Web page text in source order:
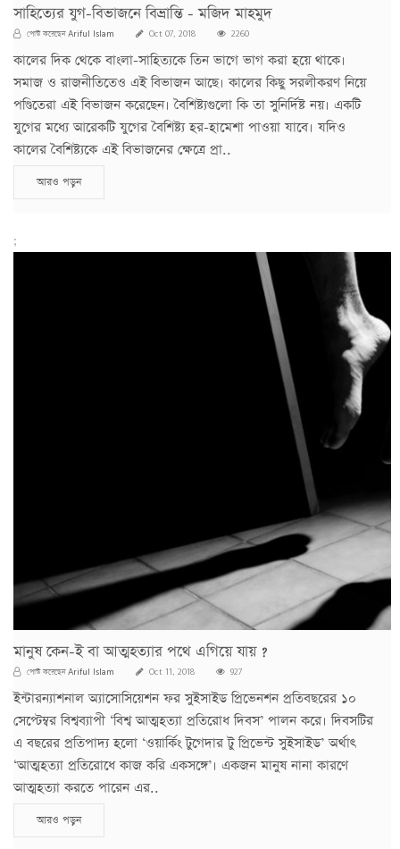
সাহিত্যের যুগ-বিভাজনে বিভ্রান্তি - মজিদ মাহমুদ
পোস্ট করেছেনAriful Islam Oct 07, 2018 2260
কালের দিক থেকে বাংলা-সাহিত্যকে তিন ভাগে ভাগ করা হয়ে থাকে।
সমাজ ও রাজনীতিতেও এই বিভাজন আছে। কালের কিছু সরলীকরণ নিয়ে
পণ্ডিতেরা এই বিভাজন করেছেন। বৈশিষ্ট্যগুলো কি তা সুনির্দিষ্ট নয়। একটি
যুগের মধ্যে আরেকটি যুগের বৈশিষ্ট্য হর-হামেশা পাওয়া যাবে। যদিও
কালের বৈশিষ্ট্যকে এই বিভাজনের ক্ষেত্রে প্রা..
আরও পড়ুন
;
মানুষ কেন-ই বা আত্মহত্যার পথে এগিয়ে যায় ?
পোস্ট করেছেনAriful Islam Oct 11, 2018 927
ইন্টারন্যাশনাল অ্যাসোসিয়েশন ফর সুইসাইড প্রিভেনশন প্রতিবছরের ১০
সেপ্টেম্বর বিশ্বব্যাপী ‘বিশ্ব আত্মহত্যা প্রতিরোধ দিবস’ পালন করে। দিবসটির
এ বছরের প্রতিপাদ্য হলো ‘ওয়ার্কিং টুগেদার টু প্রিভেন্ট সুইসাইড’ অর্থাৎ
‘আত্মহত্যা প্রতিরোধে কাজ করি একসঙ্গে’। একজন মানুষ নানা কারণে
আত্মহত্যা করতে পারেন এর..
আরও পড়ুন